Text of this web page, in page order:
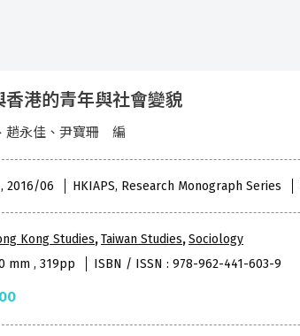
香港的青年與社會變貌
趙永佳、尹寶珊 編
2016/06 HKIAPS, Research Monograph Series
Kong Studies,Taiwan Studies,Sociology
mm , 319pp
ISBN / ISSN : 978-962-441-603-9